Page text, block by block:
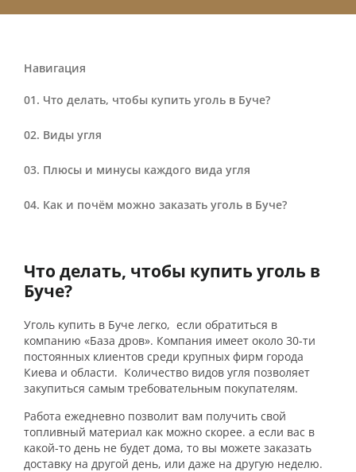
Навигация
Что делать, чтобы купить уголь в Буче?
Виды угля
Плюсы и минусы каждого вида угля
Как и почём можно заказать уголь в Буче?
Что делать, чтобы купить уголь в
Буче?
Уголь купить в Буче легко, если обратиться в
компанию «База дров». Компания имеет около 30-ти
постоянных клиентов среди крупных фирм города
Киева и области. Количество видов угля позволяет
закупиться самым требовательным покупателям.
Работа ежедневно позволит вам получить свой
топливный материал как можно скорее. а если вас в
какой-то день не будет дома, то вы можете заказать
доставку на другой день, или даже на другую неделю.